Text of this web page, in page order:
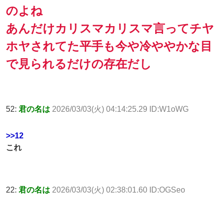
のよね
あんだけカリスマカリスマ言ってチヤ
ホヤされてた平手も今や冷ややかな目
で見られるだけの存在だし
52: 君の名は 2026/03/03(火) 04:14:25.29 ID:W1oWG
>>12
これ
22: 君の名は 2026/03/03(火) 02:38:01.60 ID:OGSeo